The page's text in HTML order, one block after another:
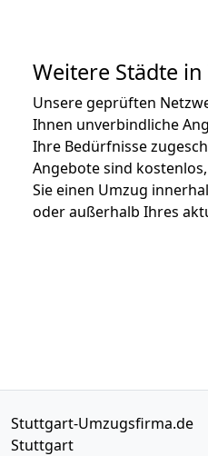
Weitere Städte
Unsere geprüften
Ihnen unverbindliche
Ihre Bedürfnisse
Angebote sind
Sie einen Umzug
oder außerhalb Ihres
Stuttgart-Umzugsfirma.de
Stuttgart